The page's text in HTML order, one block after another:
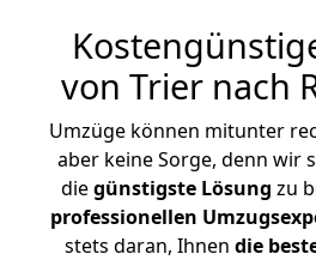
von Trier nach
Umzüge können mitunter
aber keine Sorge, denn wir
diegünstigste Lösung zu
professionellen
stets daran, Ihnen die